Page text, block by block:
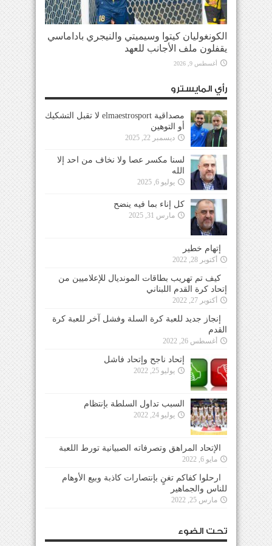
الكونغوليان كيتوا وسيميتي والنيجري باداماسي
يقفلون ملف الأجانب للعهد
أغسطس 9, 2026
رأي المايسترو
مصداقية elmaestrosport لا تقبل التشكيك
أو التوهين
ديسمبر 22, 2025
لسنا مكسر عصا ولا نخاف من احد إلا
الله
يوليو 6, 2025
كل إناء بما فيه ينضح
مارس 31, 2025
إتهام خطير
أكتوبر 28, 2022
كيف تم تهريب بطاقات المونديال للإعلاميين من
إتحاد كرة القدم اللبناني
أكتوبر 27, 2022
إنجاز جديد للعبة كرة السلة وفشل آخر للعبة كرة
القدم
أغسطس 26, 2022
إتحاد ناجح وإتحاد فاشل
يوليو 25, 2022
السبب تداول السلطة بإنتظام
يوليو 24, 2022
الإتحاد المراهق وتصرفاته الصبيانية تورط اللعبة
مايو 6, 2022
ارحلوا كفاكم تغنٍ بإنتصارات كاذبة وبيع الأوهام
للناس والجماهير
مارس 25, 2022
تحت الضوء